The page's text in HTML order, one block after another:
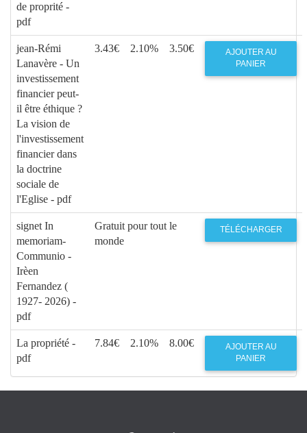
de proprité -
pdf
jean-Rémi
Lanavère - Un
investissement
financier peut-
il être éthique ?
La vision de
l'investissement
financier dans
la doctrine
sociale de
l'Eglise - pdf
3.43€ 2.10% 3.50€
AJOUTER AU
PANIER
signet In
memoriam-
Communio -
Irèen
Fernandez (
1927- 2026) -
pdf
Gratuit pour tout le
monde
TÉLÉCHARGER
La propriété -
pdf
7.84€ 2.10% 8.00€
AJOUTER AU
PANIER